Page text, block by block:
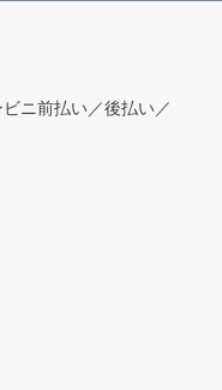
ニ前払い／後払い／